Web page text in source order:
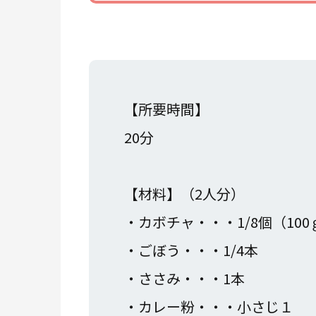
【所要時間】
20分
【材料】（2人分）
・カボチャ・・・1/8個（100
・ごぼう・・・1/4本
・ささみ・・・1本
・カレー粉・・・小さじ１